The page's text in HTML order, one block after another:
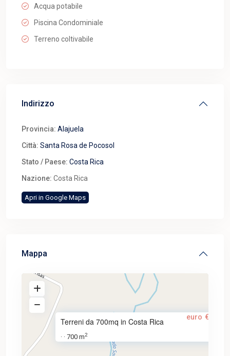
Acqua potabile
Piscina Condominiale
Terreno coltivabile
Indirizzo
Provincia: Alajuela
Città: Santa Rosa de Pocosol
Stato / Paese: Costa Rica
Nazione: Costa Rica
Apri in Google Maps
Mappa
Terreni da 700mq in Costa Rica euro
· · 700 m2